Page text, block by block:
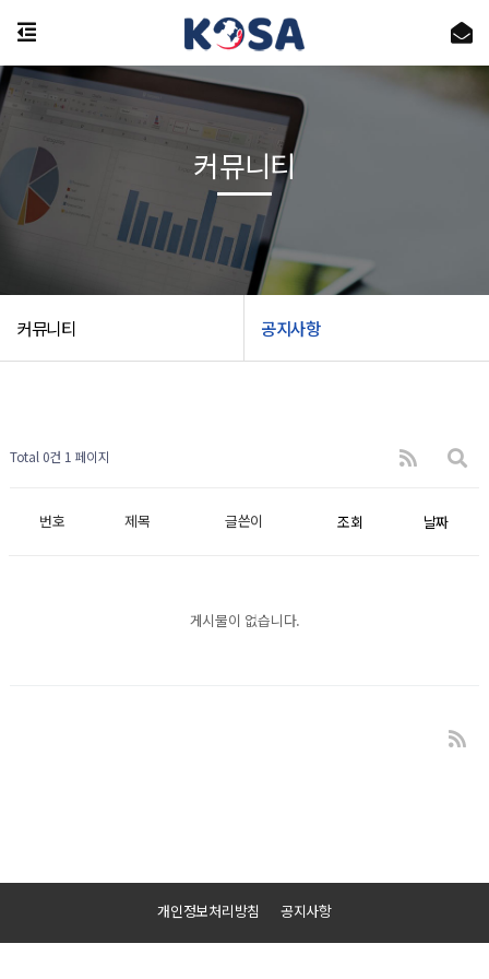
커뮤니티 공지사항
커뮤니티
Total 0건 1 페이지
번호 제목 글쓴이 조회 날짜
게시물이 없습니다.
개인정보처리방침 공지사항